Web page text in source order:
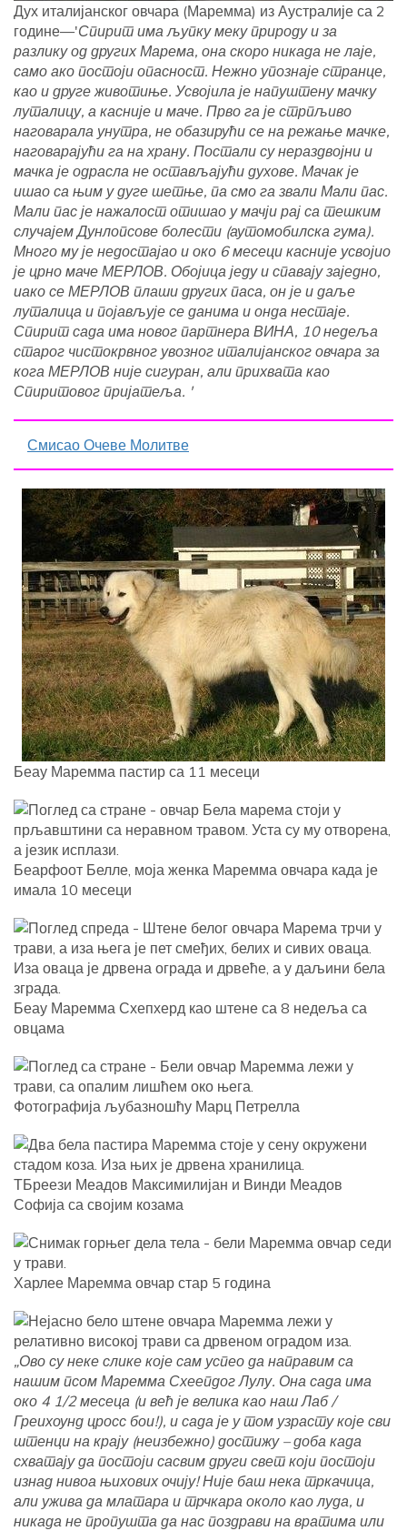
Дух италијанског овчара (Маремма) из Аустралије са 2
године—'Спирит има љупку меку природу и за
разлику од других Марема, она скоро никада не лаје,
само ако постоји опасност. Нежно упознаје странце,
као и друге животиње. Усвојила је напуштену мачку
луталицу, а касније и маче. Прво га је стрпљиво
наговарала унутра, не обазирући се на режање мачке,
наговарајући га на храну. Постали су нераздвојни и
мачка је одрасла не остављајући духове. Мачак је
ишао са њим у дуге шетње, па смо га звали Мали пас.
Мали пас је нажалост отишао у мачји рај са тешким
случајем Дунлопсове болести (аутомобилска гума).
Много му је недостајао и око 6 месеци касније усвојио
је црно маче МЕРЛОВ. Обојица једу и спавају заједно,
иако се МЕРЛОВ плаши других паса, он је и даље
луталица и појављује се данима и онда нестаје.
Спирит сада има новог партнера ВИНА, 10 недеља
старог чистокрвног увозног италијанског овчара за
кога МЕРЛОВ није сигуран, али прихвата као
Спиритовог пријатеља. '
Смисао Очеве Молитве
Беау Маремма пастир са 11 месеци
Беарфоот Белле, моја женка Маремма овчара када је
имала 10 месеци
Беау Маремма Схепхерд као штене са 8 недеља са
овцама
Фотографија љубазношћу Марц Петрелла
ТБреези Меадов Максимилијан и Винди Меадов
Софија са својим козама
Харлее Маремма овчар стар 5 година
„Ово су неке слике које сам успео да направим са
нашим псом Маремма Схеепдог Лулу. Она сада има
око 4 1/2 месеца (и већ је велика као наш Лаб /
Греихоунд цросс бои!), и сада је у том узрасту које сви
штенци на крају (неизбежно) достижу – доба када
схватају да постоји сасвим други свет који постоји
изнад нивоа њихових очију! Није баш нека тркачица,
али ужива да млатара и трчкара около као луда, и
никада не пропушта да нас поздрави на вратима или